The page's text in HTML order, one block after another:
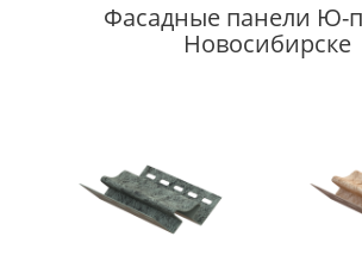
Фасадные панели Ю-
Новосибирске